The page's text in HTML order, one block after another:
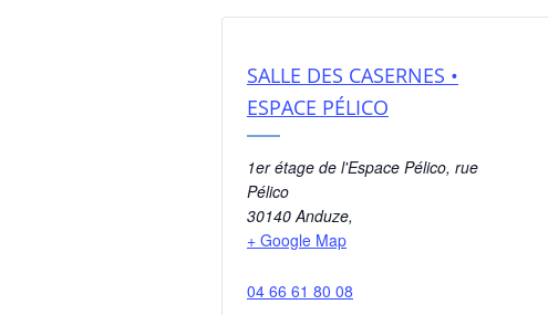
SALLE DES CASERNES •
ESPACE PÉLICO
1er étage de l'Espace Pélico, rue
Pélico
30140 Anduze,
+ Google Map
04 66 61 80 08